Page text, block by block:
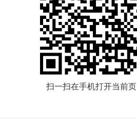
扫一扫在手机打开当前页